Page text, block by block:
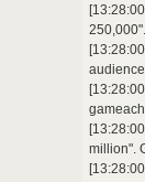
million".